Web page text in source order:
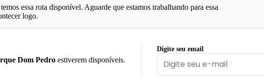
essa rota disponível. Aguarde que estamos trabalhando para essa
logo.
Dom Pedro estiverem disponíveis.
Digite seu email